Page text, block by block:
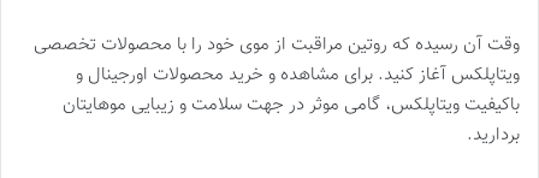
وقت آن رسیده که روتین مراقبت از موی خود را با محصولات تخصصی
ویتاپلکس آغاز کنید. برای مشاهده و خرید محصولات اورجینال و
باکیفیت ویتاپلکس، گامی موثر در جهت سلامت و زیبایی موهایتان
بردارید.